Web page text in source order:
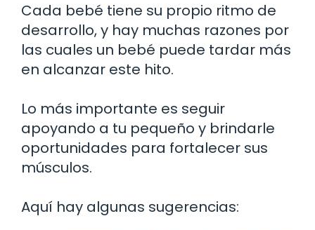
Cada bebé tiene su propio ritmo de
desarrollo, y hay muchas razones por
las cuales un bebé puede tardar más
en alcanzar este hito.
Lo más importante es seguir
apoyando a tu pequeño y brindarle
oportunidades para fortalecer sus
músculos.
Aquí hay algunas sugerencias: